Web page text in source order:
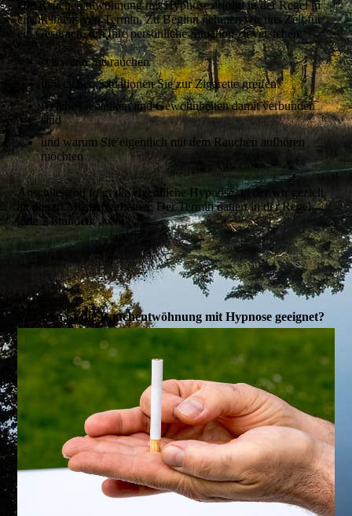
Die Raucherentwöhnung mit Hypnose erfolgt in der Regel in
einem intensiven Termin. Zu Beginn nehmen wir uns Zeit für
ein Gespräch, um Ihre persönliche Situation zu verstehen:
seit wann Sie rauchen
in welchen Situationen Sie zur Zigarette greifen
welche Gedanken und Gewohnheiten damit verbunden
sind
und warum Sie eigentlich mit dem Rauchen aufhören
möchten
Anschließend folgt die eigentliche Hypnose, in der wir gezielt
an diesen Mustern arbeiten. Der Termin dauert in der Regel
gute 2 Stunden.
Für wen ist die Rauchentwöhnung mit Hypnose geeignet?